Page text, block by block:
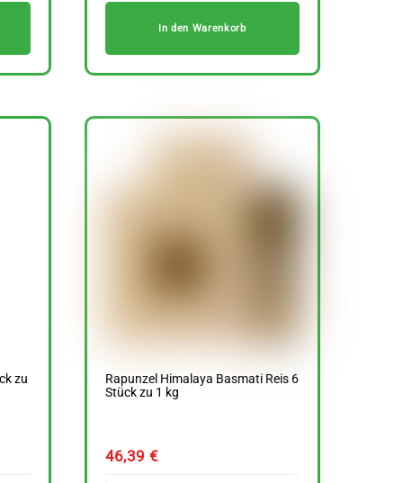
In den Warenkorb
zu
Rapunzel Himalaya Basmati Reis 6
Stück zu 1 kg
46,39 €